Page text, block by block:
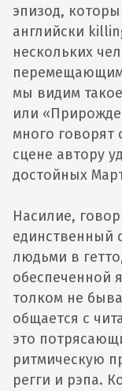
эпизод,
английски
нескольких
мы видим
или
много говорят
сцене автору
достойных
Насилие,
единственный
людьми в
обеспеченной
толком не
общается с
это
ритмическую
регги и рэпа.